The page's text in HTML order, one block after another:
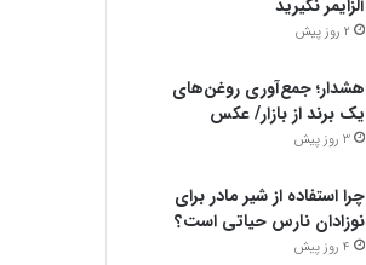
آلزایمر نگیرید
2 روز پیش
هشدار؛ جمع‌آوری روغن‌های
یک برند از بازار/ عکس
3 روز پیش
چرا استفاده از شیر مادر برای
نوزادان نارس حیاتی است؟
4 روز پیش